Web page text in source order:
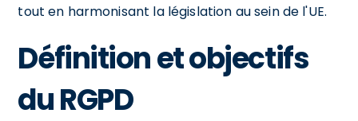
tout en harmonisant la législation au sein de l'UE.
Définition et objectifs
du RGPD